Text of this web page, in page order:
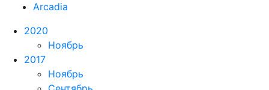
Arcadia
2020
Ноябрь
2017
Ноябрь